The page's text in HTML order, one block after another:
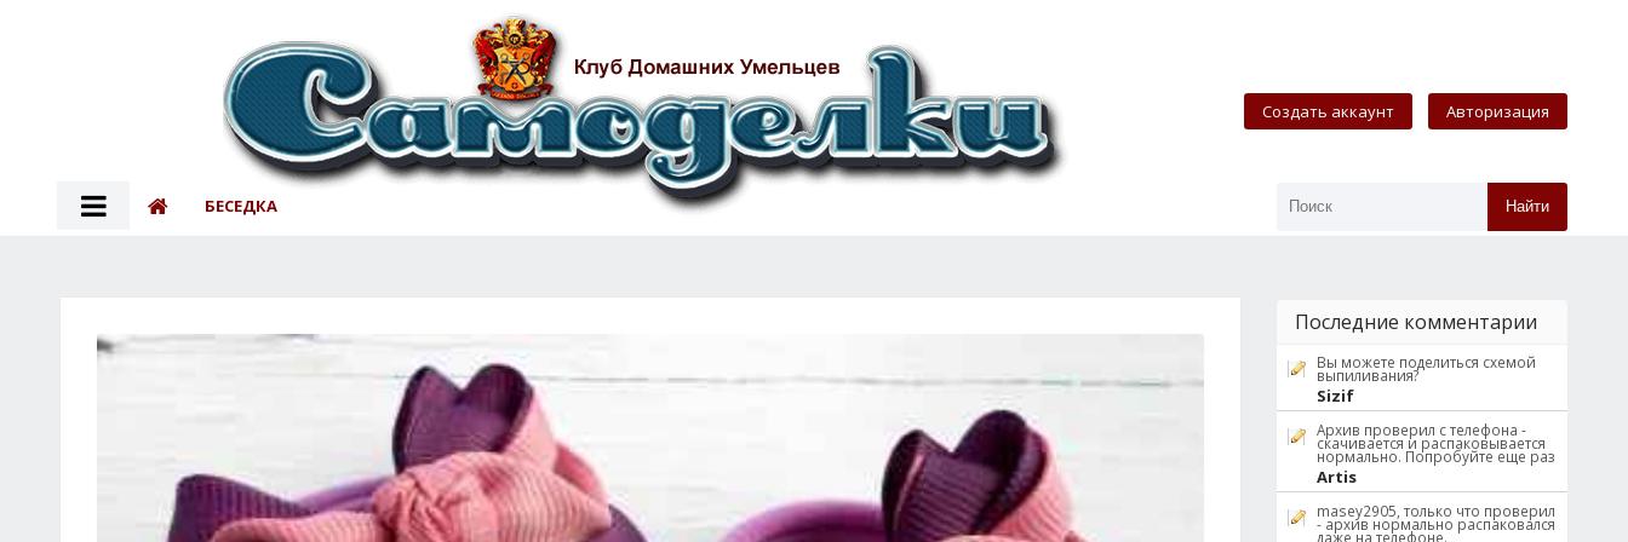
Создать аккаунт Авторизация
БЕСЕДКА Найти
Последние комментарии
Вы можете поделиться схемой
выпиливания?
Sizif
Архив проверил с телефона -
скачивается и распаковывается
нормально. Попробуйте еще раз
Artis
masey2905, только что проверил
- архив нормально распаковался
даже на телефоне.